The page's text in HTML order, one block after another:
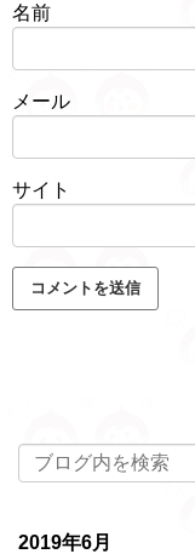
名前
メール
サイト
2019年6月